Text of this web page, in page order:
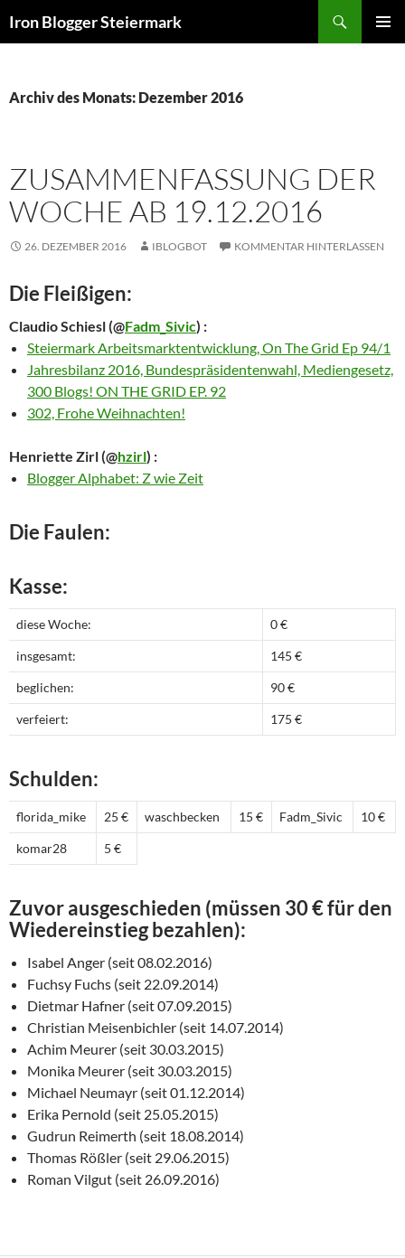
Inhalt
Iron Blogger Steiermark
Archiv des Monats: Dezember 2016
ZUSAMMENFASSUNG DER
WOCHE AB 19.12.2016
26. DEZEMBER 2016 IBLOGBOT KOMMENTAR HINTERLASSEN
Die Fleißigen:
Claudio Schiesl(@Fadm_Sivic) :
Steiermark Arbeitsmarktentwicklung, On The Grid Ep 94/1
Jahresbilanz 2016, Bundespräsidentenwahl, Mediengesetz,
300 Blogs! ON THE GRID EP. 92
302, Frohe Weihnachten!
Henriette Zirl(@hzirl) :
Blogger Alphabet: Z wie Zeit
Die Faulen:
Kasse:
diese Woche: 0 €
insgesamt: 145 €
beglichen: 90 €
verfeiert: 175 €
Schulden:
florida_mike 25 € waschbecken 15 € Fadm_Sivic 10 €
komar28 5 €
Zuvor ausgeschieden (müssen 30 € für den
Wiedereinstieg bezahlen):
Isabel Anger (seit 08.02.2016)
Fuchsy Fuchs (seit 22.09.2014)
Dietmar Hafner (seit 07.09.2015)
Christian Meisenbichler (seit 14.07.2014)
Achim Meurer (seit 30.03.2015)
Monika Meurer (seit 30.03.2015)
Michael Neumayr (seit 01.12.2014)
Erika Pernold (seit 25.05.2015)
Gudrun Reimerth (seit 18.08.2014)
Thomas Rößler (seit 29.06.2015)
Roman Vilgut (seit 26.09.2016)